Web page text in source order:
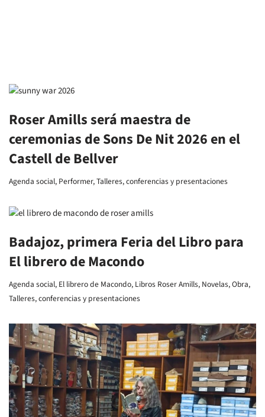
Roser Amills será maestra de
ceremonias de Sons De Nit 2026 en el
Castell de Bellver
Agenda social, Performer,Talleres, conferencias y presentaciones
Badajoz, primera Feria del Libro para
El librero de Macondo
Agenda social, El librero de Macondo, Libros Roser Amills, Novelas,Obra,
Talleres, conferencias y presentaciones